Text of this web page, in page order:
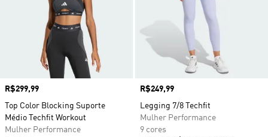
Preço
R$299,99
Top Color Blocking Suporte
Médio Techfit Workout
Mulher Performance
Preço
R$249,99
Legging 7/8 Techfit
Mulher Performance
9 cores